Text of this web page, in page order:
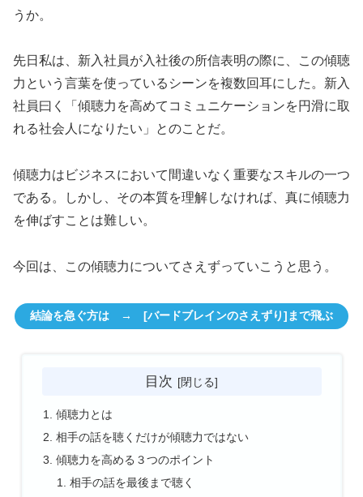
うか。
先日私は、新入社員が入社後の所信表明の際に、この傾聴
力という言葉を使っているシーンを複数回耳にした。新入
社員曰く「傾聴力を高めてコミュニケーションを円滑に取
れる社会人になりたい」とのことだ。
傾聴力はビジネスにおいて間違いなく重要なスキルの一つ
である。しかし、その本質を理解しなければ、真に傾聴力
を伸ばすことは難しい。
今回は、この傾聴力についてさえずっていこうと思う。
結論を急ぐ方は → [バードブレインのさえずり]まで飛ぶ
目次
傾聴力とは
相手の話を聴くだけが傾聴力ではない
傾聴力を高める３つのポイント
相手の話を最後まで聴く